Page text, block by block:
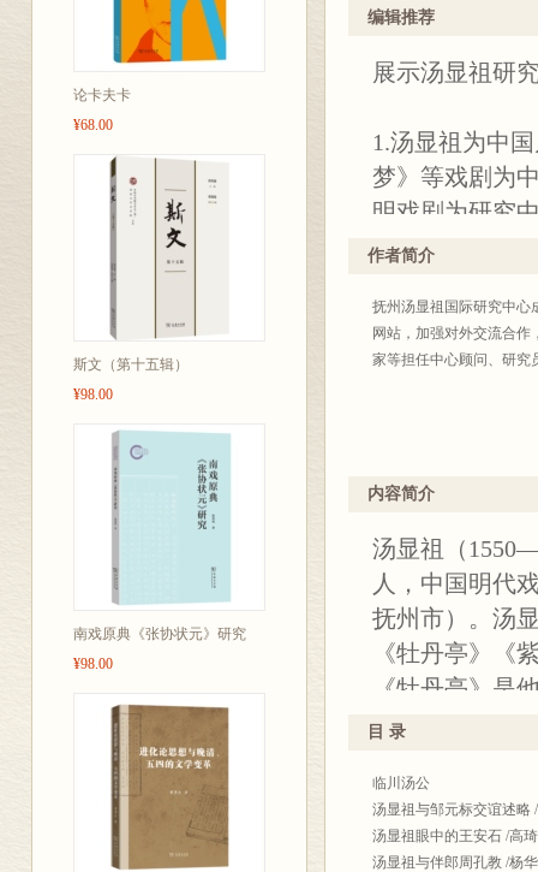
论卡夫卡
¥68.00
斯文（第十五辑）
¥98.00
南戏原典《张协状元》研究
¥98.00
编辑推荐
展示汤显祖研
1.汤显祖为中
梦》等戏剧为
明戏剧为研究
撰写的专业学
2. 本辑从五十
别安排在相应
的颇为艰深的
等等。本辑的“
先生，让我们
解。
作者简介
抚州汤显祖国际研究中心
网站，加强对外交流合
家等担任中心顾问、研究
内容简介
汤显祖（
人，中国明代
抚州市）。汤
《牡丹亭》《
《牡丹亭》是
播到英、日、
学、戏曲、文
刊，收录论文
分为“临川汤公
目 录
临川汤公
汤显祖与邹元标交谊述略
汤显祖眼中的王安石 /高琦
汤显祖与伴郎周孔教 /杨